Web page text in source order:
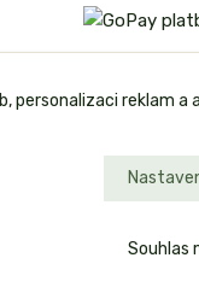
personalizaci reklam
Souhlas